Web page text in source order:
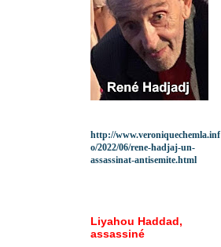
http://www.veroniquechemla.inf
o/2022/06/rene-hadjaj-un-
assassinat-antisemite.html
Liyahou Haddad,
assassiné